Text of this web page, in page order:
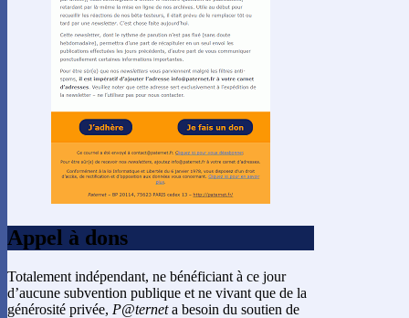
Appel à dons
Totalement indépendant, ne bénéficiant à ce jour
d’aucune subvention publique et ne vivant que de la
générosité privée, P@terneta besoin du soutien de